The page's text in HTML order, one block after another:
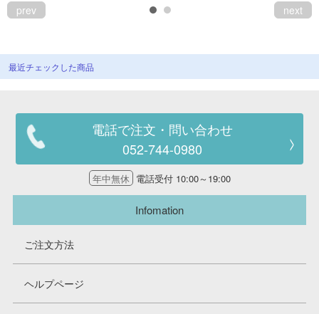
prev next
最近チェックした商品
電話で注文・問い合わせ
052-744-0980
年中無休 電話受付 10:00～19:00
Infomation
ご注文方法
ヘルプページ